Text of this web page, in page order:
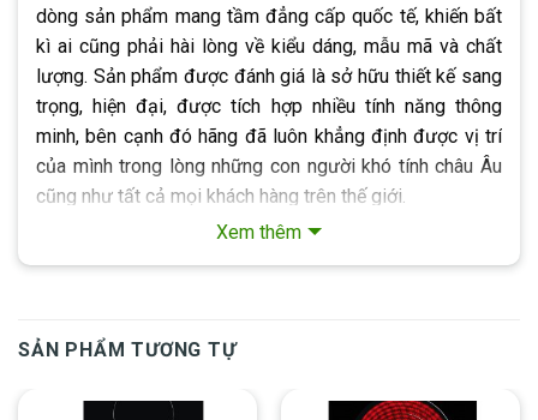
dòng sản phẩm mang tầm đẳng cấp quốc tế, khiến bất
kì ai cũng phải hài lòng về kiểu dáng, mẫu mã và chất
lượng. Sản phẩm được đánh giá là sở hữu thiết kế sang
trọng, hiện đại, được tích hợp nhiều tính năng thông
minh, bên cạnh đó hãng đã luôn khẳng định được vị trí
của mình trong lòng những con người khó tính châu Âu
cũng như tất cả mọi khách hàng trên thế giới.
phẩm này ảnh hưởng rất nhiều từ tư tưởng của con
người phương tây, họ luôn hướng đến những thiết bị với
kiểu dáng sang trọng, hiện đại, thường chọn những màu
Xem thêm
SẢN PHẨM TƯƠNG TỰ